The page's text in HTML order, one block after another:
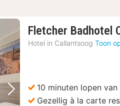
Volgende foto
Fletcher Badhotel
Hotel in Callantsoog Toon
10 minuten lopen
Gezellig à la carte